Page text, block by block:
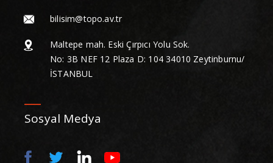
bilisim@topo.av.tr
Maltepe mah. Eski Çırpıcı Yolu Sok.
No: 3B NEF 12 Plaza D: 104 34010 Zeytinburnu/
İSTANBUL
Sosyal Medya